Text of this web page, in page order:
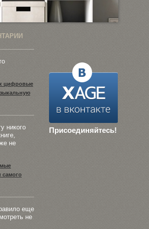
Присоединяйтесь!
цифровые
никого
не
самого
еще
не